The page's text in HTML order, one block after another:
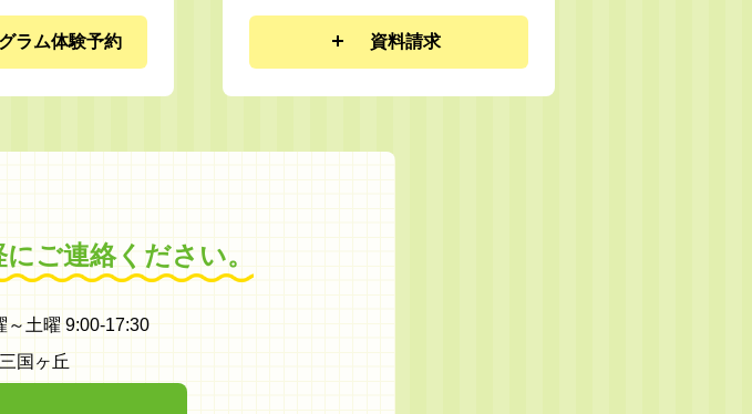
ラム体験予約 資料請求
ご連絡ください。
～土曜 9:00-17:30
国ヶ丘